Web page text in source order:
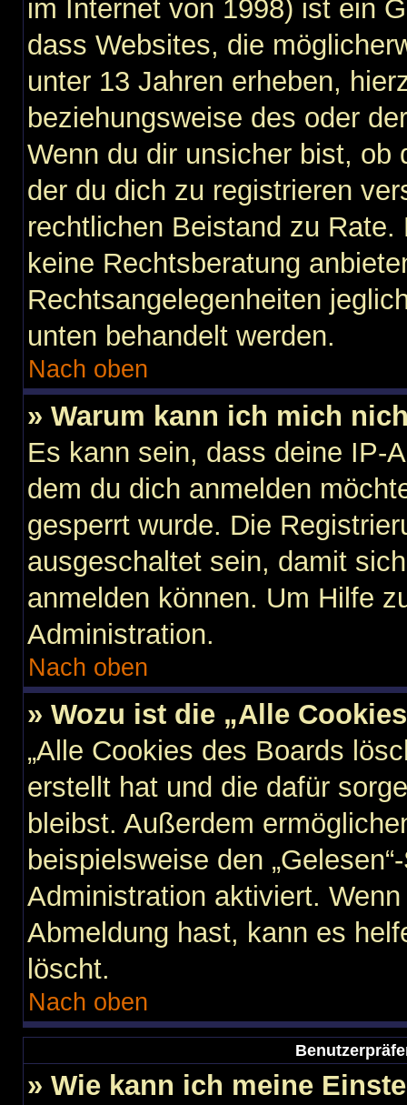
im Internet von 1998) ist ein
dass Websites, die
unter 13 Jahren erheben,
beziehungsweise des oder
Wenn du dir unsicher bist, ob
der du dich zu registrieren
rechtlichen Beistand zu
keine Rechtsberatung
Rechtsangelegenheiten
unten behandelt werden.
Nach oben
» Warum kann ich mich
Es kann sein, dass deine IP-
dem du dich anmelden
gesperrt wurde. Die
ausgeschaltet sein, damit
anmelden können. Um Hilfe
Administration.
Nach oben
» Wozu ist die „Alle
„Alle Cookies des Boards
erstellt hat und die dafür
bleibst. Außerdem
beispielsweise den
Administration aktiviert.
Abmeldung hast, kann es
löscht.
Nach oben
» Wie kann ich meine